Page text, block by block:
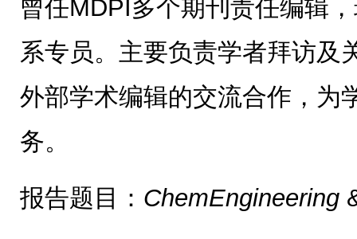
曾任MDPI多个期刊责任编辑
系专员。主要负责学者拜访及
外部学术编辑的交流合作，为
务。
报告题目： ChemEngineering